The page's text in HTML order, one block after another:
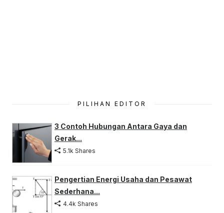
PILIHAN EDITOR
3 Contoh Hubungan Antara Gaya dan
Gerak...
5.1k Shares
Pengertian Energi Usaha dan Pesawat
Sederhana...
4.4k Shares